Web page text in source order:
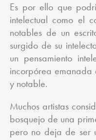
Es por ello que
intelectual como el
notables de un
surgido de su
un pensamiento
incorpórea emanada
y notable.
Muchos artistas
bosquejo de una
pero no deja de ser